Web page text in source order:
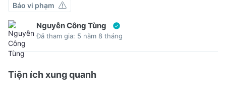
Báo vi phạm
Nguyễn Công Tùng
Đã tham gia: 5 năm 8 tháng
Tiện ích xung quanh